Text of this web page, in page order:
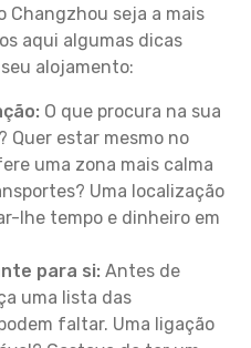
Changzhou seja a mais
aqui algumas dicas
alojamento:
O que procura na sua
Quer estar mesmo no
uma zona mais calma
Uma localização
lhe tempo e dinheiro em
para si: Antes de
uma lista das
faltar. Uma ligação